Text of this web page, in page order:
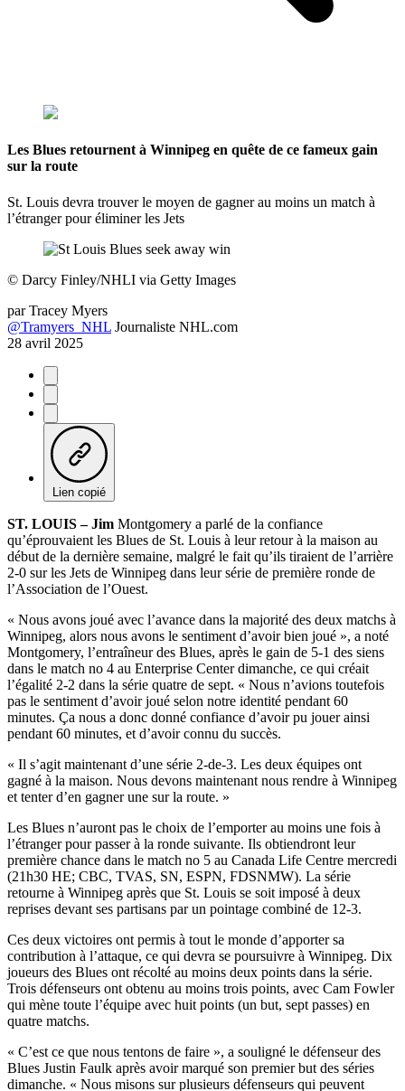
Les Blues retournent à Winnipeg en quête de ce fameux gain
sur la route
St. Louis devra trouver le moyen de gagner au moins un match à
l’étranger pour éliminer les Jets
© Darcy Finley/NHLI via Getty Images
par Tracey Myers
@Tramyers_NHL Journaliste NHL.com
28 avril 2025
Lien copié
ST. LOUIS – Jim Montgomery a parlé de la confiance
qu’éprouvaient les Blues de St. Louis à leur retour à la maison au
début de la dernière semaine, malgré le fait qu’ils tiraient de l’arrière
2-0 sur les Jets de Winnipeg dans leur série de première ronde de
l’Association de l’Ouest.
« Nous avons joué avec l’avance dans la majorité des deux matchs à
Winnipeg, alors nous avons le sentiment d’avoir bien joué », a noté
Montgomery, l’entraîneur des Blues, après le gain de 5-1 des siens
dans le match no 4 au Enterprise Center dimanche, ce qui créait
l’égalité 2-2 dans la série quatre de sept. « Nous n’avions toutefois
pas le sentiment d’avoir joué selon notre identité pendant 60
minutes. Ça nous a donc donné confiance d’avoir pu jouer ainsi
pendant 60 minutes, et d’avoir connu du succès.
« Il s’agit maintenant d’une série 2-de-3. Les deux équipes ont
gagné à la maison. Nous devons maintenant nous rendre à Winnipeg
et tenter d’en gagner une sur la route. »
Les Blues n’auront pas le choix de l’emporter au moins une fois à
l’étranger pour passer à la ronde suivante. Ils obtiendront leur
première chance dans le match no 5 au Canada Life Centre mercredi
(21h30 HE; CBC, TVAS, SN, ESPN, FDSNMW). La série
retourne à Winnipeg après que St. Louis se soit imposé à deux
reprises devant ses partisans par un pointage combiné de 12-3.
Ces deux victoires ont permis à tout le monde d’apporter sa
contribution à l’attaque, ce qui devra se poursuivre à Winnipeg. Dix
joueurs des Blues ont récolté au moins deux points dans la série.
Trois défenseurs ont obtenu au moins trois points, avec Cam Fowler
qui mène toute l’équipe avec huit points (un but, sept passes) en
quatre matchs.
« C’est ce que nous tentons de faire », a souligné le défenseur des
Blues Justin Faulk après avoir marqué son premier but des séries
dimanche. « Nous misons sur plusieurs défenseurs qui peuvent